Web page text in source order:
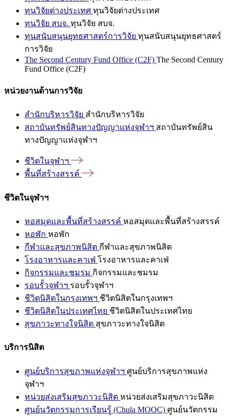
ทุนวิจัยต่างประเทศ ทุนวิจัยต่างประเทศ
ทุนวิจัย สบจ. ทุนวิจัย สบจ.
ทุนสนับสนุนยุทธศาสตร์การวิจัย ทุนสนับสนุนยุทธศาสตร์
การวิจัย
The Second Century Fund Office (C2F) The Second Century
Fund Office (C2F)
หน่วยงานด้านการวิจัย
สำนักบริหารวิจัย สำนักบริหารวิจัย
สถาบันทรัพย์สินทางปัญญาแห่งจุฬาฯ สถาบันทรัพย์สิน
ทางปัญญาแห่งจุฬาฯ
ชีวิตในจุฬาฯ
พื้นที่สร้างสรรค์
ชีวิตในจุฬาฯ
หอสมุดและพื้นที่สร้างสรรค์ หอสมุดและพื้นที่สร้างสรรค์
หอพัก หอพัก
กีฬาและสุขภาพนิสิต กีฬาและสุขภาพนิสิต
โรงอาหารและคาเฟ่ โรงอาหารและคาเฟ่
กิจกรรมและชมรม กิจกรรมและชมรม
รอบรั้วจุฬาฯ รอบรั้วจุฬาฯ
ชีวิตนิสิตในกรุงเทพฯ ชีวิตนิสิตในกรุงเทพฯ
ชีวิตนิสิตในประเทศไทย ชีวิตนิสิตในประเทศไทย
สุขภาวะทางใจนิสิต สุขภาวะทางใจนิสิต
บริการนิสิต
ศูนย์บริการสุขภาพแห่งจุฬาฯ ศูนย์บริการสุขภาพแห่ง
จุฬาฯ
หน่วยส่งเสริมสุขภาวะนิสิต หน่วยส่งเสริมสุขภาวะนิสิต
ศูนย์นวัตกรรมการเรียนรู้ (Chula MOOC) ศูนย์นวัตกรรม